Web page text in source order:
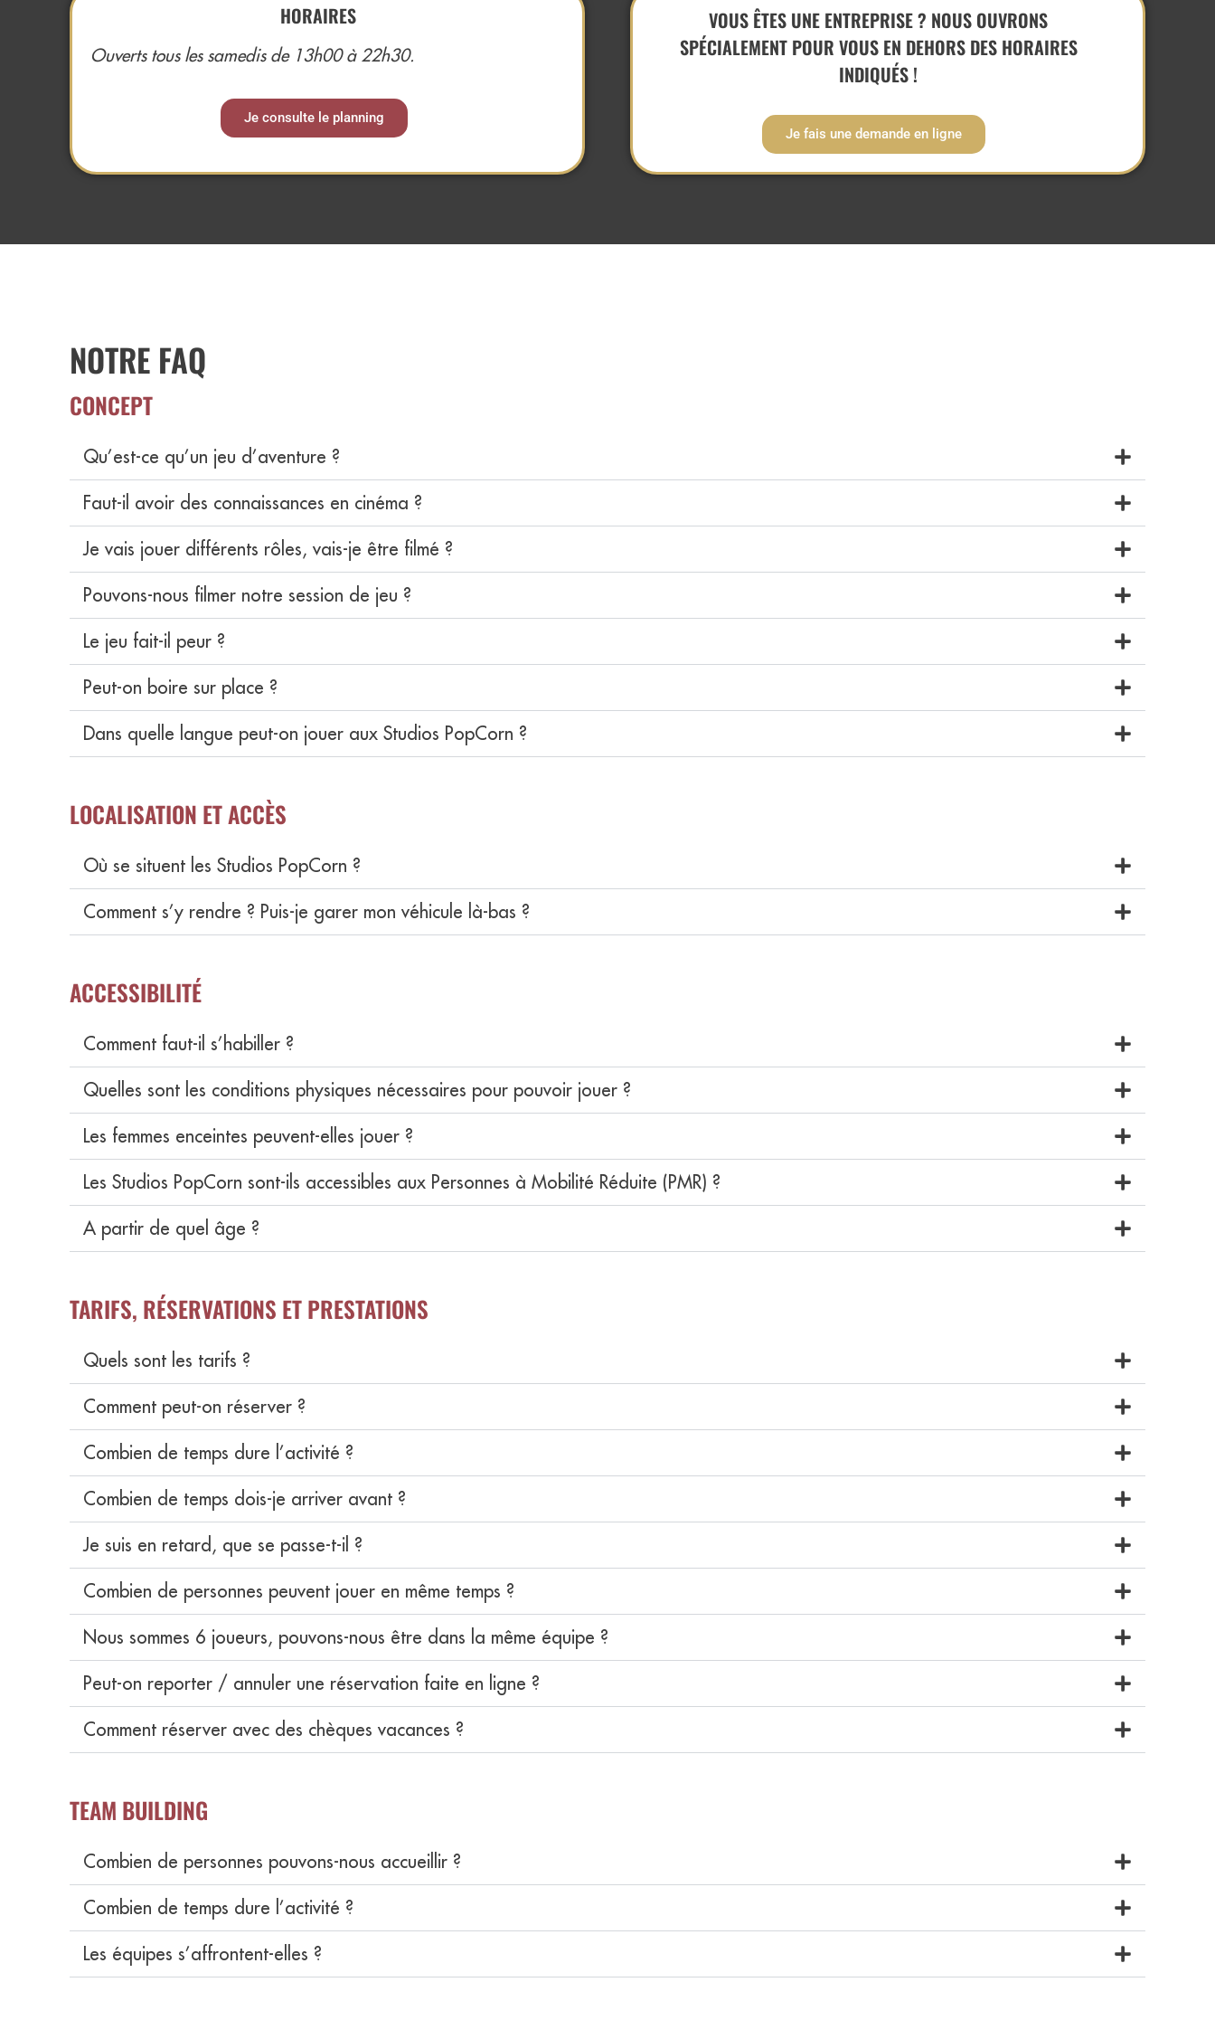
HORAIRES
Ouverts tous les samedis de 13h00 à 22h30.
Je consulte le planning
VOUS ÊTES UNE ENTREPRISE ? NOUS OUVRONS
SPÉCIALEMENT POUR VOUS EN DEHORS DES HORAIRES
INDIQUÉS !
Je fais une demande en ligne
NOTRE FAQ
CONCEPT
Qu’est-ce qu’un jeu d’aventure ?
Faut-il avoir des connaissances en cinéma ?
Je vais jouer différents rôles, vais-je être filmé ?
Pouvons-nous filmer notre session de jeu ?
Le jeu fait-il peur ?
Peut-on boire sur place ?
Dans quelle langue peut-on jouer aux Studios PopCorn ?
LOCALISATION ET ACCÈS
Où se situent les Studios PopCorn ?
Comment s’y rendre ? Puis-je garer mon véhicule là-bas ?
ACCESSIBILITÉ
Comment faut-il s’habiller ?
Quelles sont les conditions physiques nécessaires pour pouvoir jouer ?
Les femmes enceintes peuvent-elles jouer ?
Les Studios PopCorn sont-ils accessibles aux Personnes à Mobilité Réduite (PMR) ?
A partir de quel âge ?
TARIFS, RÉSERVATIONS ET PRESTATIONS
Quels sont les tarifs ?
Comment peut-on réserver ?
Combien de temps dure l’activité ?
Combien de temps dois-je arriver avant ?
Je suis en retard, que se passe-t-il ?
Combien de personnes peuvent jouer en même temps ?
Nous sommes 6 joueurs, pouvons-nous être dans la même équipe ?
Peut-on reporter / annuler une réservation faite en ligne ?
Comment réserver avec des chèques vacances ?
TEAM BUILDING
Combien de personnes pouvons-nous accueillir ?
Combien de temps dure l’activité ?
Les équipes s’affrontent-elles ?